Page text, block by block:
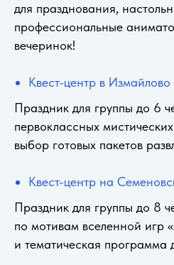
для празднования,
профессиональные
вечеринок!
Квест-центр в
Праздник для группы до 6
первоклассных
выбор готовых пакетов
Квест-центр на
Праздник для группы до 8
по мотивам вселенной игр
и тематическая программа